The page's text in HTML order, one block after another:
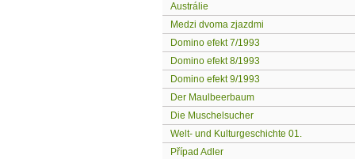
Austrálie
Medzi dvoma zjazdmi
Domino efekt 7/1993
Domino efekt 8/1993
Domino efekt 9/1993
Der Maulbeerbaum
Die Muschelsucher
Welt- und Kulturgeschichte 01.
Případ Adler